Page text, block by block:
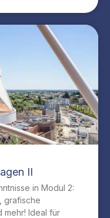
II
in Modul 2:
grafische
mehr! Ideal für